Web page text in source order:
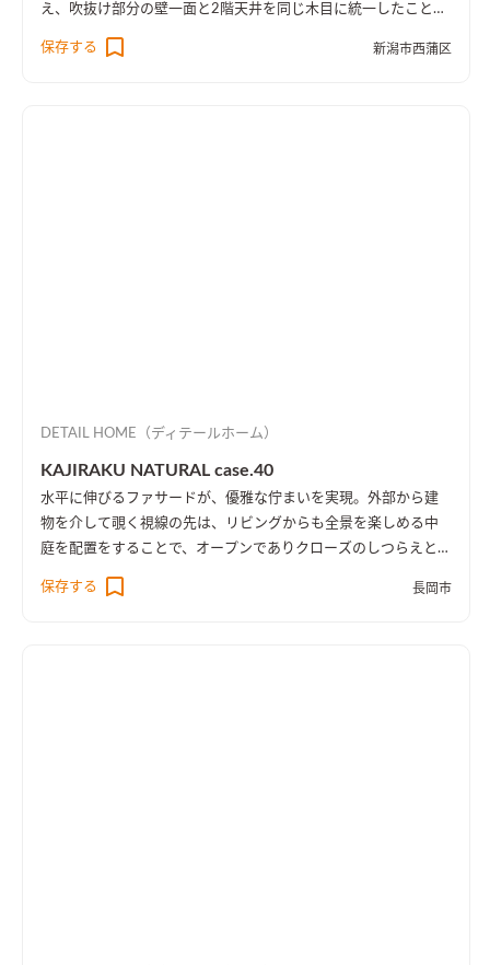
え、吹抜け部分の壁一面と2階天井を同じ木目に統一したことに
より、1階・2階の一体感を演出しました。 趣味のピアノ室は、
楽譜を整理する本棚を壁一面に設け、屋外への防音効果も担って
保存する 新潟市西蒲区
DETAIL HOME（ディテールホーム）
KAJIRAKU NATURAL case.40
水平に伸びるファサードが、優雅な佇まいを実現。外部から建
物を介して覗く視線の先は、リビングからも全景を楽しめる中
庭を配置をすることで、オープンでありクローズのしつらえとし
保存する
長岡市